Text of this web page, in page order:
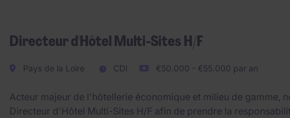
Directeur d'Hôtel Multi-Sites H/F
Pays de la Loire CDI €50.000 - €55.000 par an
Acteur majeur de l'hôtellerie économique et milieu de gamme,
Directeur d'Hôtel Multi-Sites H/F afin de prendre la